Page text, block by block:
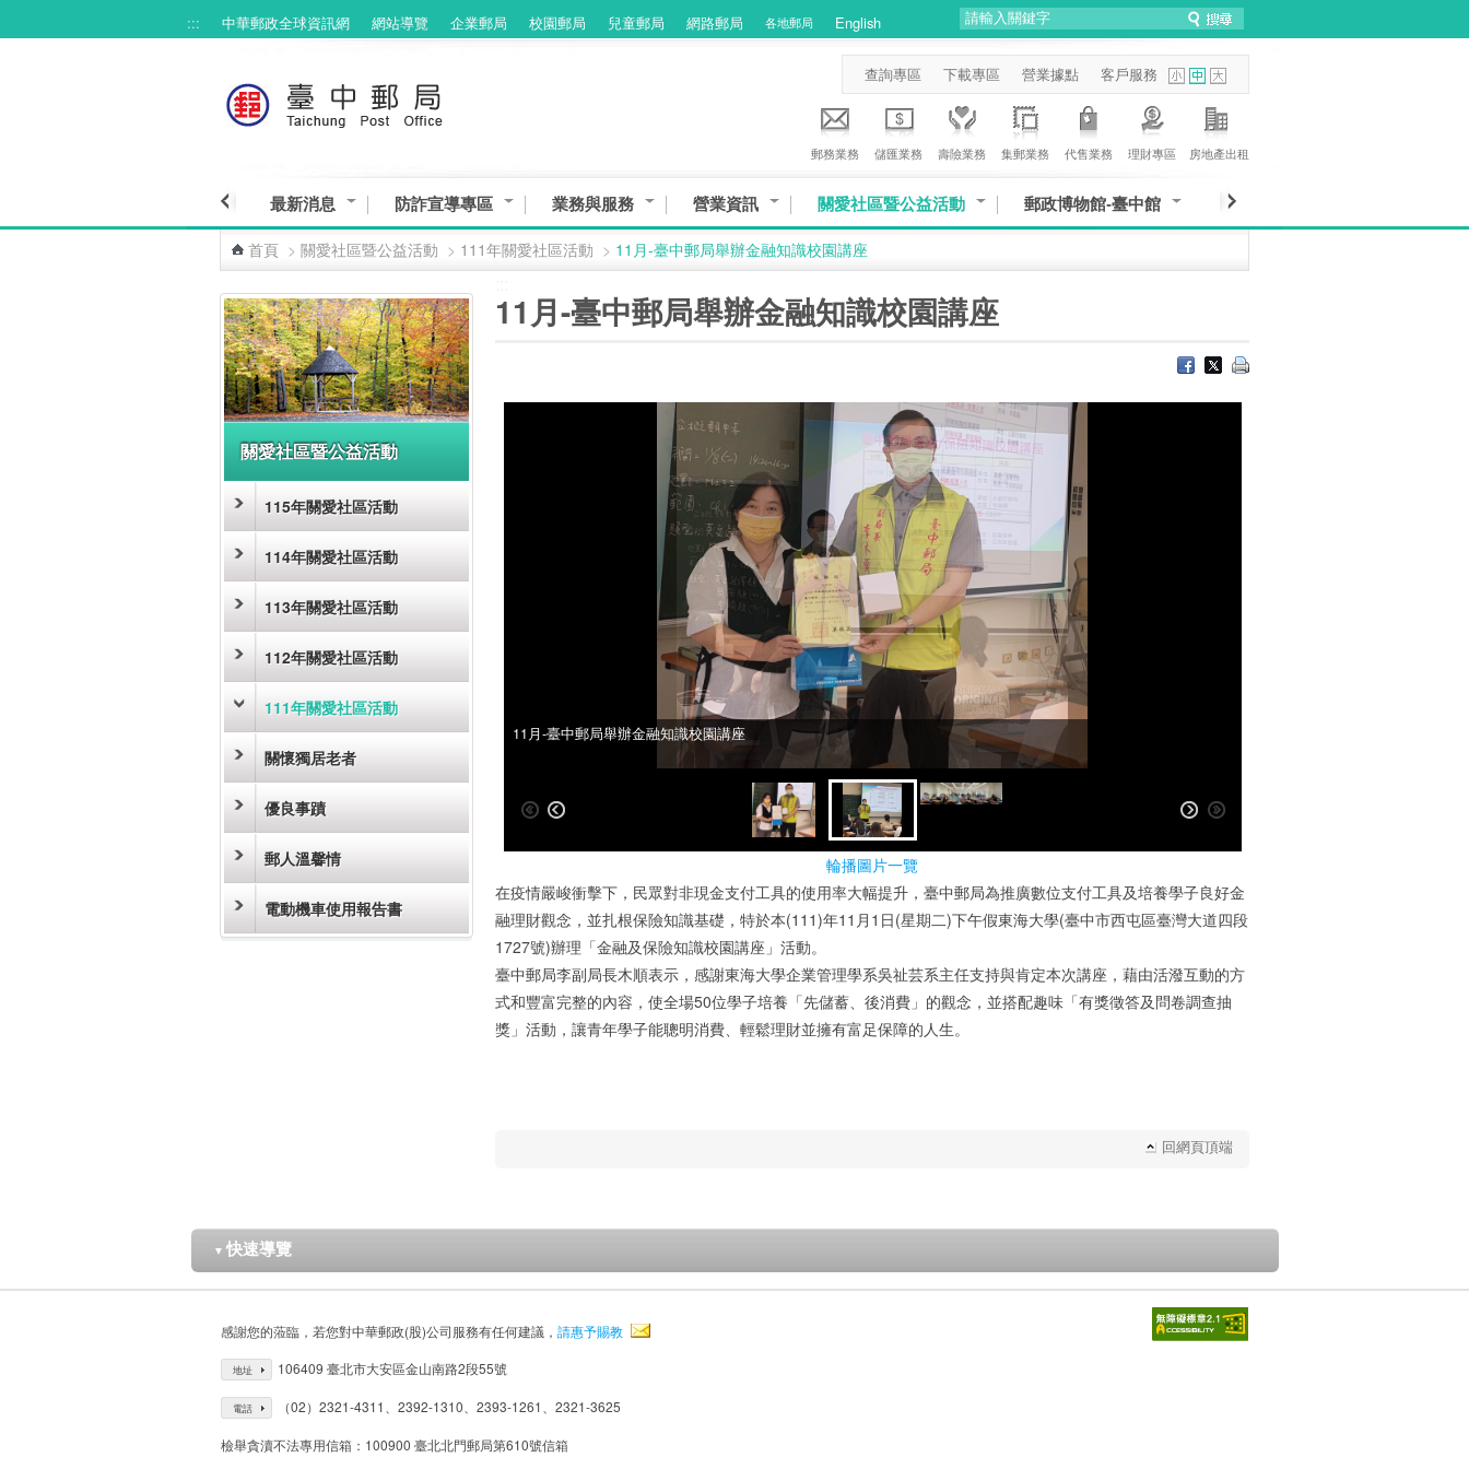
::: 中華郵政全球資訊網 網站導覽 企業郵局 校園郵局 兒童郵局 網路郵局 各地郵局 English
查詢專區 下載專區 營業據點 客戶服務
郵務業務 儲匯業務 壽險業務 集郵業務 代售業務 理財專區 房地產出租
最新消息 防詐宣導專區 業務與服務 營業資訊 關愛社區暨公益活動 郵政博物館-臺中館
首頁 > 關愛社區暨公益活動 > 111年關愛社區活動 > 11月-臺中郵局舉辦金融知識校園講座
關愛社區暨公益活動
115年關愛社區活動
114年關愛社區活動
113年關愛社區活動
112年關愛社區活動
111年關愛社區活動
關懷獨居老者
優良事蹟
郵人溫馨情
電動機車使用報告書
11月-臺中郵局舉辦金融知識校園講座
11月-臺中郵局舉辦金融知識校園講座
11月-臺中郵局舉辦金融知識校園講座
輪播圖片一覽
在疫情嚴峻衝擊下，民眾對非現金支付工具的使用率大幅提升，臺中郵局為推廣數位支付工具及培養學子良好金
融理財觀念，並扎根保險知識基礎，特於本(111)年11月1日(星期二)下午假東海大學(臺中市西屯區臺灣大道四段
1727號)辦理「金融及保險知識校園講座」活動。
臺中郵局李副局長木順表示，感謝東海大學企業管理學系吳祉芸系主任支持與肯定本次講座，藉由活潑互動的方
式和豐富完整的內容，使全場50位學子培養「先儲蓄、後消費」的觀念，並搭配趣味「有獎徵答及問卷調查抽
獎」活動，讓青年學子能聰明消費、輕鬆理財並擁有富足保障的人生。
回網頁頂端
▼ 快速導覽
感謝您的蒞臨，若您對中華郵政(股)公司服務有任何建議， 請惠予賜教
地址 106409 臺北市大安區金山南路2段55號
電話 （02）2321-4311、2392-1310、2393-1261、2321-3625
檢舉貪瀆不法專用信箱：100900 臺北北門郵局第610號信箱